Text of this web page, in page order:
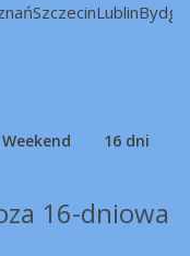
SzczecinLublin
Weekend 16 dni
16-dniowa